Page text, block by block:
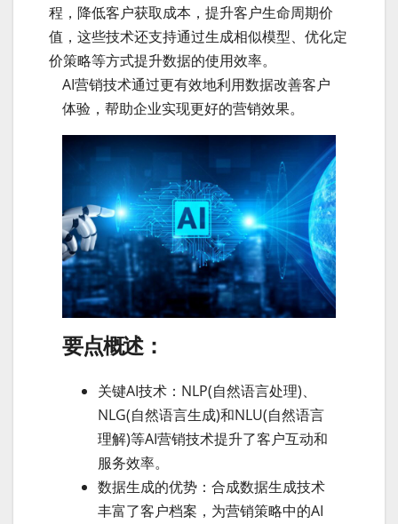
程，降低客户获取成本，提升客户生命周期价
值，这些技术还支持通过生成相似模型、优化定
价策略等方式提升数据的使用效率。
AI营销技术通过更有效地利用数据改善客户
体验，帮助企业实现更好的营销效果。
要点概述：
关键AI技术：NLP(自然语言处理)、
NLG(自然语言生成)和NLU(自然语言
理解)等AI营销技术提升了客户互动和
服务效率。
数据生成的优势：合成数据生成技术
丰富了客户档案，为营销策略中的AI